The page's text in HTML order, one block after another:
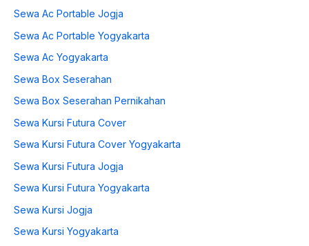
Sewa Ac Portable Jogja
Sewa Ac Portable Yogyakarta
Sewa Ac Yogyakarta
Sewa Box Seserahan
Sewa Box Seserahan Pernikahan
Sewa Kursi Futura Cover
Sewa Kursi Futura Cover Yogyakarta
Sewa Kursi Futura Jogja
Sewa Kursi Futura Yogyakarta
Sewa Kursi Jogja
Sewa Kursi Yogyakarta